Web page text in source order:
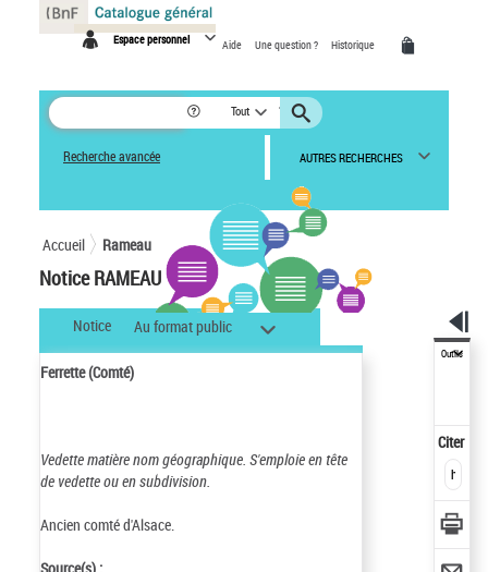
Espace personnel Aide Une question ? Historique
Tout
Recherche avancée AUTRES RECHERCHES
Accueil Rameau
Notice RAMEAU
Notice Au format public
Ferrette (Comté)
Vedette matière nom géographique. S'emploie en tête
de vedette ou en subdivision.
Ancien comté d'Alsace.
Outils
Citer
Panneau de gestion des cookies